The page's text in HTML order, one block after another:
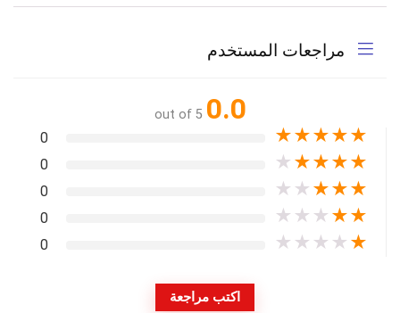
مراجعات المستخدم
0.0
out of 5
★
★
★
★
★
0
★
★
★
★
★
0
★
★
★
★
★
0
★
★
★
★
★
0
★
★
★
★
★
0
اكتب مراجعة